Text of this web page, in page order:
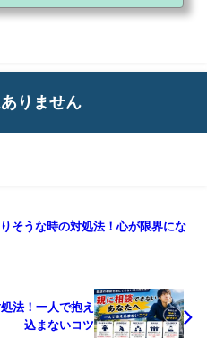
りません
そうな時の対処法！心が限界にな
法！一人で抱え
込まないコツ